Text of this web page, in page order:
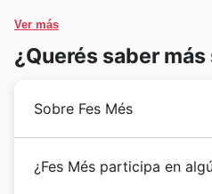
Muebles y Decoración–
siempre un éxito de ventas.
número de compradores.
Ver más
¿Querés saber
Sobre Fes Més
sus inicios, se han
¿Fes Més participa en